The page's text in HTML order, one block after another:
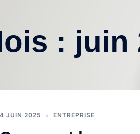
: juin
4 JUIN 2025 ENTREPRISE